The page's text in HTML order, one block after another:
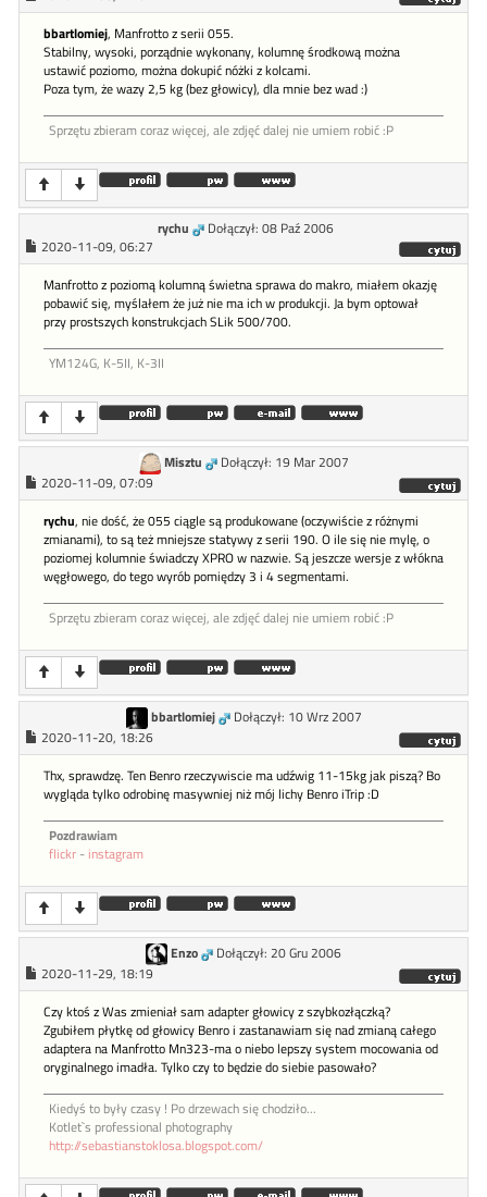
bbartlomiej, Manfrotto z serii 055.
Stabilny, wysoki, porządnie wykonany, kolumnę środkową można
ustawić poziomo, można dokupić nóżki z kolcami.
Poza tym, że wazy 2,5 kg (bez głowicy), dla mnie bez wad :)
Sprzętu zbieram coraz więcej, ale zdjęć dalej nie umiem robić :P
rychu
Dołączył: 08 Paź 2006
2020-11-09, 06:27
Manfrotto z poziomą kolumną świetna sprawa do makro, miałem okazję
pobawić się, myślałem że już nie ma ich w produkcji. Ja bym optował
przy prostszych konstrukcjach SLik 500/700.
YM124G, K-5II, K-3II
Misztu
Dołączył: 19 Mar 2007
2020-11-09, 07:09
rychu, nie dość, że 055 ciągle są produkowane (oczywiście z różnymi
zmianami), to są też mniejsze statywy z serii 190. O ile się nie mylę, o
poziomej kolumnie świadczy XPRO w nazwie. Są jeszcze wersje z włókna
węgłowego, do tego wyrób pomiędzy 3 i 4 segmentami.
Sprzętu zbieram coraz więcej, ale zdjęć dalej nie umiem robić :P
bbartlomiej
Dołączył: 10 Wrz 2007
2020-11-20, 18:26
Thx, sprawdzę. Ten Benro rzeczywiscie ma udźwig 11-15kg jak piszą? Bo
wygląda tylko odrobinę masywniej niż mój lichy Benro iTrip :D
Pozdrawiam
flickr - instagram
Enzo
Dołączył: 20 Gru 2006
2020-11-29, 18:19
Czy ktoś z Was zmieniał sam adapter głowicy z szybkozłączką?
Zgubiłem płytkę od głowicy Benro i zastanawiam się nad zmianą całego
adaptera na Manfrotto Mn323-ma o niebo lepszy system mocowania od
oryginalnego imadła. Tylko czy to będzie do siebie pasowało?
Kiedyś to były czasy ! Po drzewach się chodziło...
Kotlet`s professional photography
http://sebastianstoklosa.blogspot.com/